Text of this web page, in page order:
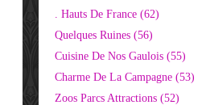
. Hauts De France (62)
Quelques Ruines (56)
Cuisine De Nos Gaulois (55)
Charme De La Campagne (53)
Zoos Parcs Attractions (52)